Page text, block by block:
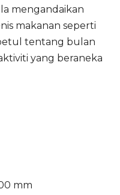
mengandaikan
makanan seperti
tentang bulan
yang beraneka
mm